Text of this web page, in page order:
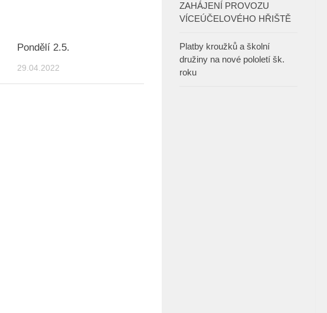
Pondělí 2.5.
29.04.2022
ZAHÁJENÍ PROVOZU
VÍCEÚČELOVÉHO HŘIŠTĚ
Platby kroužků a školní
družiny na nové pololetí šk.
roku